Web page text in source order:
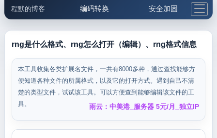
程默的博客 编码转换 安全加固
邮件工具 生活便民 更多工具
5.1支付宝大红包
rng是什么格式、rng怎么打开（编辑）、rng格式信息
本工具收集各类扩展名文件，一共有8000多种，通过查找能够方
便知道各种文件的所属格式，以及它的打开方式。遇到自己不清
楚的类型文件，试试该工具。可以方便查到能够编辑该文件的工
具。
雨云：中美港_服务器 5元/月_独立IP